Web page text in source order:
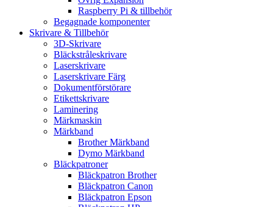
Raspberry Pi & tillbehör
Begagnade komponenter
Skrivare & Tillbehör
3D-Skrivare
Bläckstråleskrivare
Laserskrivare
Laserskrivare Färg
Dokumentförstörare
Etikettskrivare
Laminering
Märkmaskin
Märkband
Brother Märkband
Dymo Märkband
Bläckpatroner
Bläckpatron Brother
Bläckpatron Canon
Bläckpatron Epson